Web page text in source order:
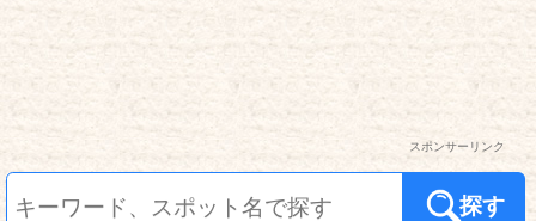
スポンサーリンク
探す